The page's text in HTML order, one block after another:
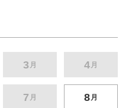
3 月 4 月
7 月 8 月